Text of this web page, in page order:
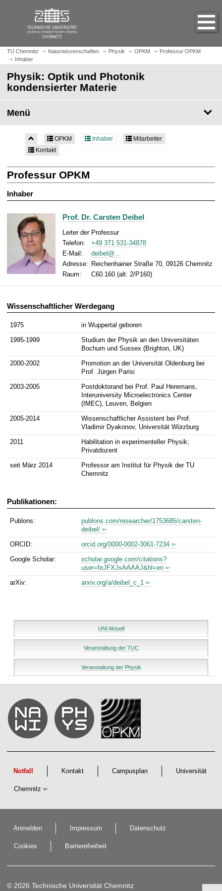
a
t
s
i
t
a
u
f
e
n
TU Chemnitz Naturwissenschaften Physik OPKM
Professur OPKM
Inhaber
Physik: Optik und Photonik
kondensierter Materie
Menü
OPKM Inhaber
Mitarbeiter
Kontakt
Professur OPKM
Inhaber
Prof. Dr. Carsten Deibel
Leiter der Professur
Telefon:
+49 371 531-34878
E-Mail :
deibel@…
Adresse:
Reichenhainer Straße 70, 09126 Chemnitz
Raum:
C60.160 (alt: 2/P160)
Wissenschaftlicher Werdegang
1975 in Wuppertal geboren
1995-1999
Studium der Physik an den Universitäten
Bochum und Sussex (Brighton, UK)
2000-2002
Promotion an der Universität Oldenburg bei
Prof. Jürgen Parisi
2003-2005
Postdoktorand bei Prof. Paul Heremans,
Interuniversity Microelectronics Center
(IMEC), Leuven, Belgien
2005-2014
Wissenschaftlicher Assistent bei Prof.
Vladimir Dyakonov, Universität Würzburg
2011
Habilitation in experimenteller Physik;
Privatdozent
seit März 2014
Professor am Institut für Physik der TU
Chemnitz
Publikationen:
Publons:
publons.com/researcher/1753685/carsten-
deibel/
ORCID: orcid.org/0000-0002-3061-7234
Google Scholar:
scholar.google.com/citations?
user=feJFXJsAAAAJ&hl=en
arXiv: arxiv.org/a/deibel_c_1
UNI Aktuell
Veranstaltung der TUC
Veranstaltung der Physik
Notfall Kontakt Campusplan Universität
Chemnitz
Anmelden Impressum Datenschutz
Cookies Barrierefreiheit
© 2026 Technische Universität Chemnitz